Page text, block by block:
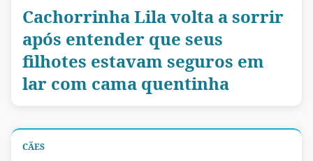
Cachorrinha Lila volta a sorrir
após entender que seus
filhotes estavam seguros em
lar com cama quentinha
CÃES